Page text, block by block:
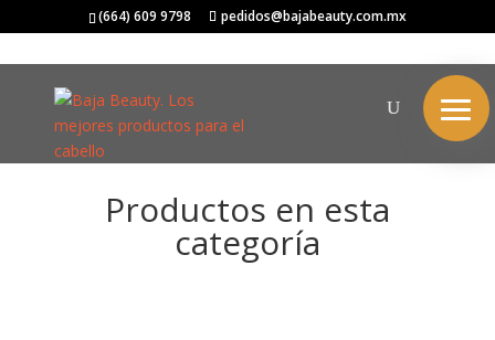
(664) 609 9798 pedidos@bajabeauty.com.mx
Productos en esta
categoría